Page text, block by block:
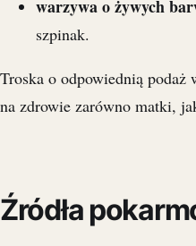
warzywa o żywych
szpinak.
Troska o odpowiednią
na zdrowie zarówno matki,
Źródła